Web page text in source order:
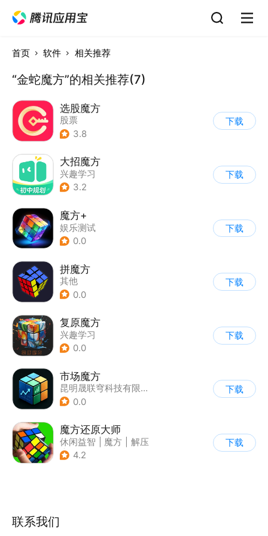
首页 软件 相关推荐
“金蛇魔方”的相关推荐(7)
选股魔方
股票
3.8
下载
大招魔方
兴趣学习
3.2
下载
魔方+
娱乐测试
0.0
下载
拼魔方
其他
0.0
下载
复原魔方
兴趣学习
0.0
下载
市场魔方
昆明晟联穹科技有限公司
0.0
下载
魔方还原大师
休闲益智 魔方
解压
| 脑洞
4.2
下载
联系我们